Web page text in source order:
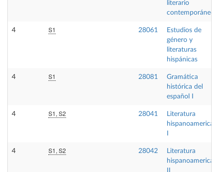
literario
contemporáneo
4 S1 28061
Estudios de
género y
literaturas
hispánicas
4 S1 28081
Gramática
histórica del
español I
4 S1, S2 28041
Literatura
4 S1, S2 28042
Literatura